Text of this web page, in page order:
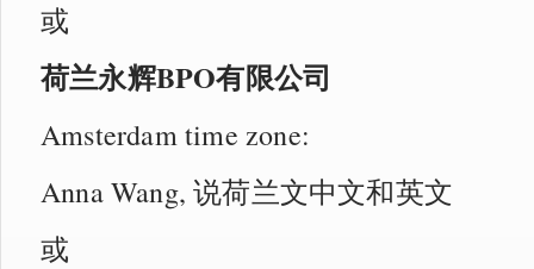
或
荷兰永辉BPO有限公司
Amsterdam time zone:
Anna Wang, 说荷兰文中文和英文
或